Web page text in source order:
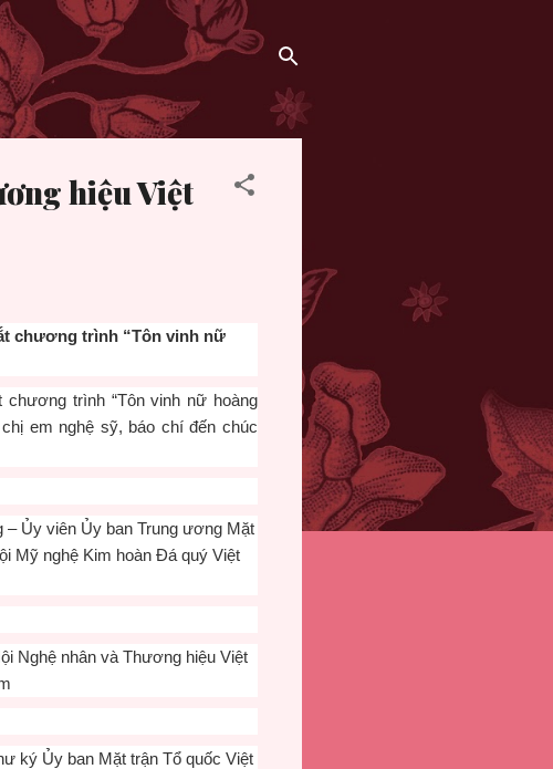
hiệu Việt
chương trình “Tôn vinh nữ
trình “Tôn vinh nữ hoàng
em nghệ sỹ, báo chí đến chúc
– Ủy viên Ủy ban Trung ương Mặt
Mỹ nghệ Kim hoàn Đá quý Việt
Nghệ nhân và Thương hiệu Việt
ký Ủy ban Mặt trận Tổ quốc Việt